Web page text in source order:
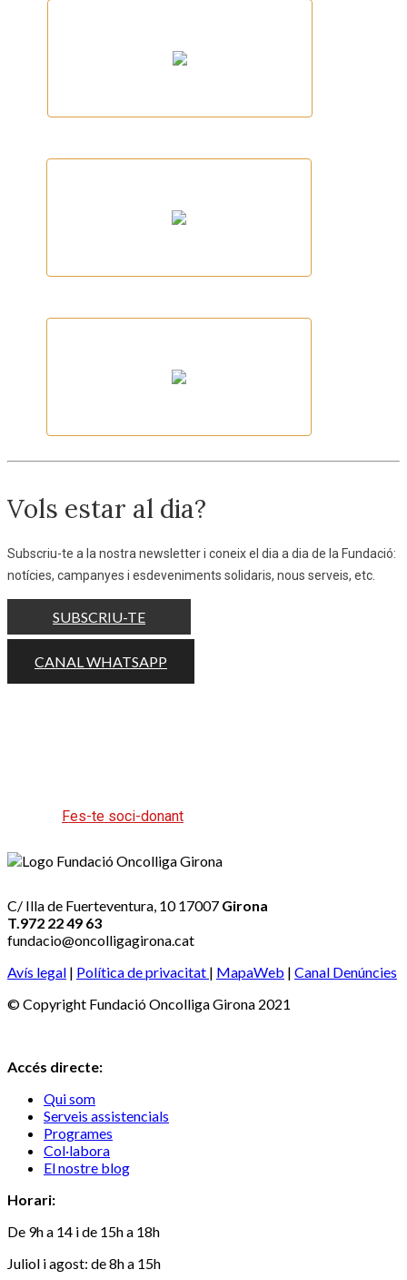
Embotits Caula
Vols estar al dia?
Subscriu-te a la nostra newsletter i coneix el dia a dia de la Fundació:
notícies, campanyes i esdeveniments solidaris, nous serveis, etc.
SUBSCRIU-TE
CANAL WHATSAPP
Fes-te soci-donant
C/ Illa de Fuerteventura, 10 17007 Girona
T.972 22 49 63
fundacio@oncolligagirona.cat
Avís legal | Política de privacitat | MapaWeb | Canal Denúncies
© Copyright Fundació Oncolliga Girona 2021
Accés directe:
Qui som
Serveis assistencials
Programes
Col·labora
El nostre blog
Horari:
De 9h a 14 i de 15h a 18h
Juliol i agost: de 8h a 15h